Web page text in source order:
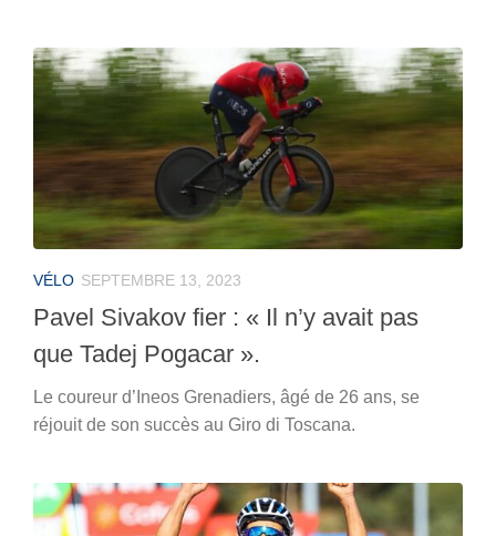
VÉLO SEPTEMBRE 13, 2023
Pavel Sivakov fier : « Il n’y avait pas
que Tadej Pogacar ».
Le coureur d’Ineos Grenadiers, âgé de 26 ans, se
réjouit de son succès au Giro di Toscana.